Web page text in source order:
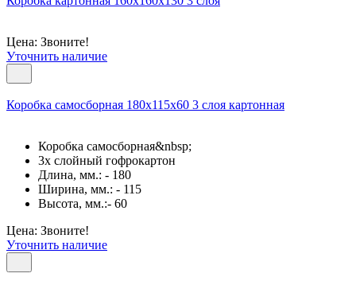
Цена: Звоните!
Уточнить наличие
Коробка самосборная 180х115х60 3 слоя картонная
Коробка самосборная&nbsp;
3х слойный гофрокартон
Длина, мм.: - 180
Ширина, мм.: - 115
Высота, мм.:- 60
Цена: Звоните!
Уточнить наличие